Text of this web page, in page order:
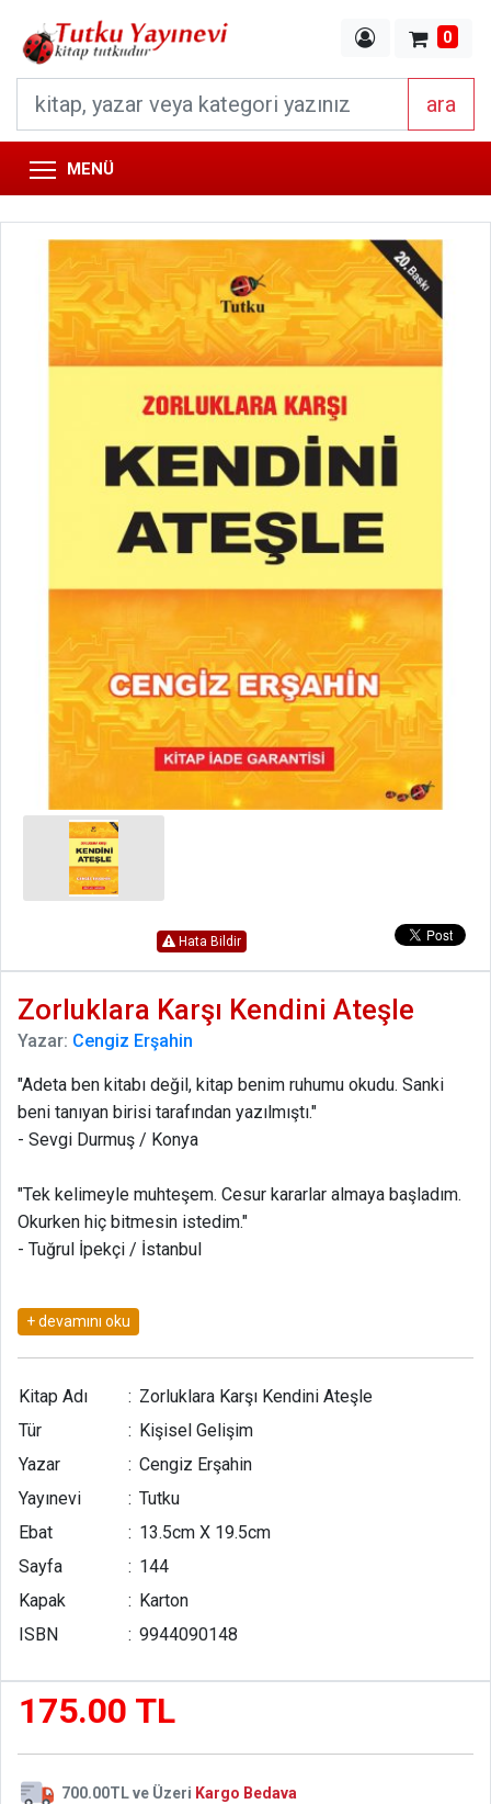
0
ara
MENÜ
Hata Bildir
Zorluklara Karşı Kendini Ateşle
Yazar: Cengiz Erşahin
"Adeta ben kitabı değil, kitap benim ruhumu okudu. Sanki
beni tanıyan birisi tarafından yazılmıştı."
- Sevgi Durmuş / Konya
"Tek kelimeyle muhteşem. Cesur kararlar almaya başladım.
Okurken hiç bitmesin istedim."
- Tuğrul İpekçi / İstanbul
"Okuduğum kişisel gelişim kitapları arasında en mükemmeli.
İçinde bulunduğum karamsarlıktan sayenizde kurtuldum."
- Ayşe Değirmenci / İstanbul
- Kemal Bel / Ankara
"Kitabı elinize aldığınızda rafting yapar gibi insanı
sürüklüyor. Bir günde bitirdim."
"Hacı Murat'a bir yarış arabası motoru takarsanız ne olur?
İşte bu kitabı okuyunca insan kendini öyle hissediyor."
"Kendimi Dünya Kupası finaline çıkacak bir futbolcu gibi
Kitap Adı : Zorluklara Karşı Kendini Ateşle
Tür
: Kişisel Gelişim
Yazar
: Cengiz Erşahin
Yayınevi
: Tutku
Ebat
: 13.5cm X 19.5cm
Sayfa
: 144
Kapak
: Karton
ISBN
: 9944090148
175.00 TL
700.00TL ve Üzeri Kargo Bedava